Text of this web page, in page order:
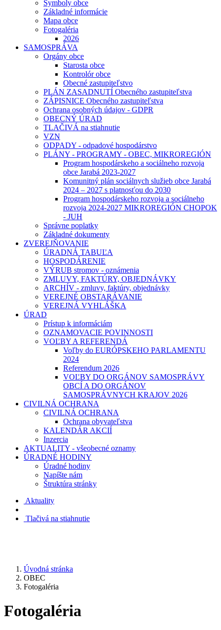
Symboly obce
Základné informácie
Mapa obce
Fotogaléria
2026
SAMOSPRÁVA
Orgány obce
Starosta obce
Kontrolór obce
Obecné zastupiteľstvo
PLÁN ZASADNUTÍ Obecného zastupiteľstva
ZÁPISNICE Obecného zastupiteľstva
Ochrana osobných údajov - GDPR
OBECNÝ ÚRAD
TLAČIVÁ na stiahnutie
VZN
ODPADY - odpadové hospodárstvo
PLÁNY - PROGRAMY - OBEC, MIKROREGIÓN
Program hospodárskeho a sociálneho rozvoja
obce Jarabá 2023-2027
Komunitný plán sociálnych služieb obce Jarabá
2024 – 2027 s platnosťou do 2030
Program hospodárskeho rozvoja a sociálneho
rozvoja 2024-2027 MIKROREGIÓN CHOPOK
- JUH
Správne poplatky
Základné dokumenty
ZVEREJŇOVANIE
ÚRADNÁ TABUĽA
HOSPODÁRENIE
VÝRUB stromov - oznámenia
ZMLUVY, FAKTÚRY, OBJEDNÁVKY
ARCHÍV - zmluvy, faktúry, objednávky
VEREJNÉ OBSTARÁVANIE
VEREJNÁ VYHLÁŠKA
ÚRAD
Prístup k informáciám
OZNAMOVACIE POVINNOSTI
VOĽBY A REFERENDÁ
Voľby do EURÓPSKEHO PARLAMENTU
2024
Referendum 2026
VOĽBY DO ORGÁNOV SAMOSPRÁVY
OBCÍ A DO ORGÁNOV
SAMOSPRÁVNYCH KRAJOV 2026
CIVILNÁ OCHRANA
CIVILNÁ OCHRANA
Ochrana obyvateľstva
KALENDÁR AKCIÍ
Inzercia
AKTUALITY - všeobecné oznamy
ÚRADNÉ HODINY
Úradné hodiny
Napíšte nám
Štruktúra stránky
Aktuality
Tlačivá na stiahnutie
Úvodná stránka
OBEC
Fotogaléria
Fotogaléria